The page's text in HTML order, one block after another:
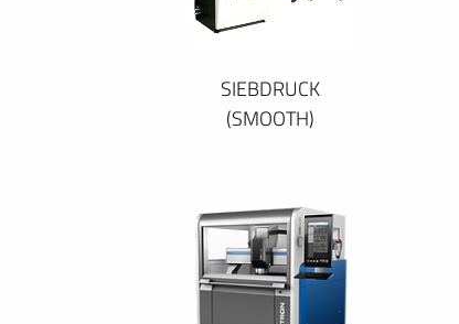
SIEBDRUCK
(SMOOTH)